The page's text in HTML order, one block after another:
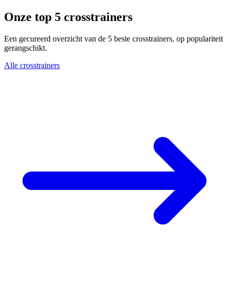
Onze top 5 crosstrainers
Een gecureerd overzicht van de 5 beste crosstrainers, op populariteit
gerangschikt.
Alle crosstrainers